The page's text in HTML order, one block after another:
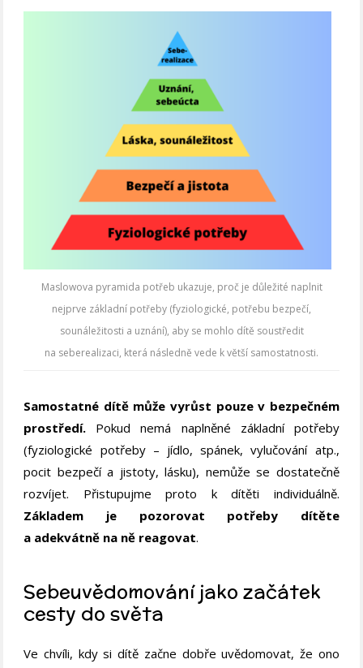
Maslowova pyramida potřeb ukazuje, proč je důležité naplnit
nejprve základní potřeby (fyziologické, potřebu bezpečí,
sounáležitosti a uznání), aby se mohlo dítě soustředit
na seberealizaci, která následně vede k větší samostatnosti.
Samostatné dítě může vyrůst pouze v bezpečném
prostředí. Pokud nemá naplněné základní potřeby
(fyziologické potřeby – jídlo, spánek, vylučování atp.,
pocit bezpečí a jistoty, lásku), nemůže se dostatečně
rozvíjet. Přistupujme proto k dítěti individuálně.
Základem je pozorovat potřeby dítěte
a adekvátně na ně reagovat.
Sebeuvědomování jako začátek
cesty do světa
Ve chvíli, kdy si dítě začne dobře uvědomovat, že ono